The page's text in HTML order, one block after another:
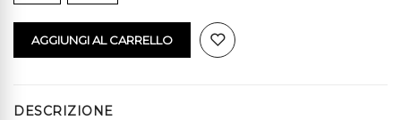
AGGIUNGI AL CARRELLO
DESCRIZIONE